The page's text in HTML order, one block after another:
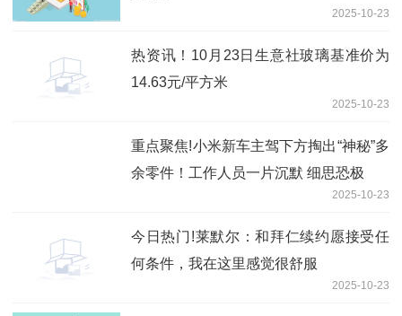
2025-10-23
热资讯！10月23日生意社玻璃基准价为
14.63元/平方米
2025-10-23
重点聚焦!小米新车主驾下方掏出“神秘”多
余零件！工作人员一片沉默 细思恐极
2025-10-23
今日热门!莱默尔：和拜仁续约愿接受任
何条件，我在这里感觉很舒服
2025-10-23